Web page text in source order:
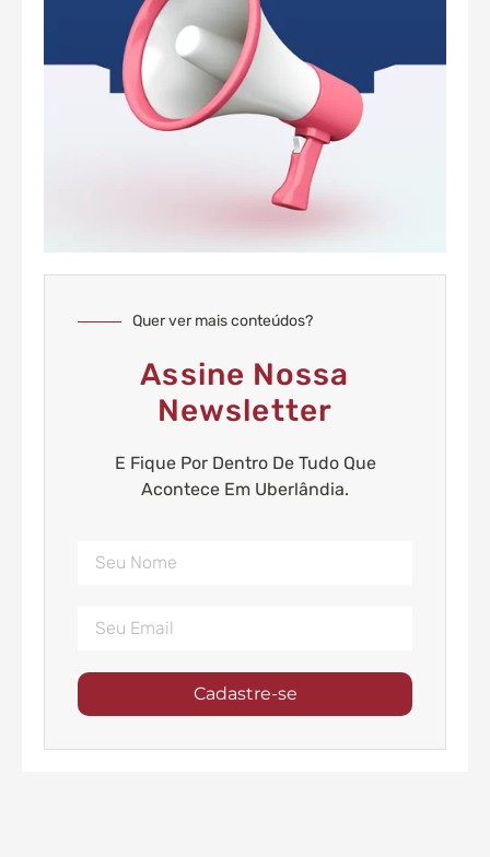
Quer ver mais conteúdos?
Assine Nossa
Newsletter
E Fique Por Dentro De Tudo Que
Acontece Em Uberlândia.
Cadastre-se